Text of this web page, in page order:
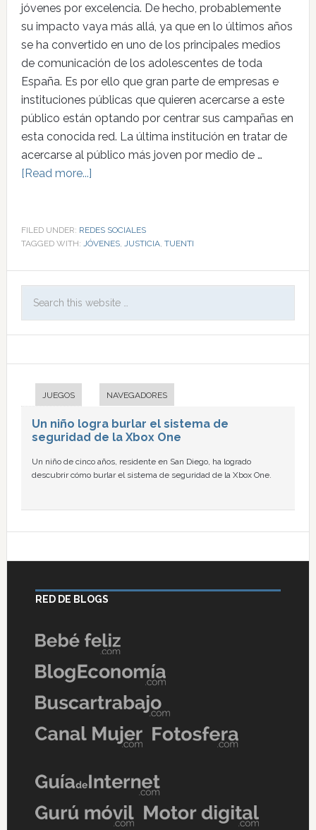
jóvenes por excelencia. De hecho, probablemente
su impacto vaya más allá, ya que en lo últimos años
se ha convertido en uno de los principales medios
de comunicación de los adolescentes de toda
España. Es por ello que gran parte de empresas e
instituciones públicas que quieren acercarse a este
público están optando por centrar sus campañas en
esta conocida red. La última institución en tratar de
acercarse al público más joven por medio de …
[Read more...]
FILED UNDER: REDES SOCIALES
TAGGED WITH: JÓVENES, JUSTICIA, TUENTI
JUEGOS NAVEGADORES
Un niño logra burlar el sistema de
seguridad de la Xbox One
Un niño de cinco años, residente en San Diego, ha logrado
descubrir cómo burlar el sistema de seguridad de la Xbox One.
RED DE BLOGS